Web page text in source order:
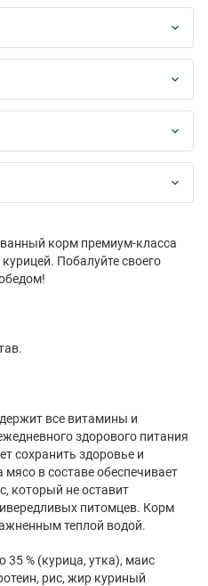
корм премиум-класса
Побалуйте своего
все витамины и
здорового питания
сохранить здоровье и
в составе обеспечивает
который не оставит
питомцев. Корм
теплой водой.
35 % (курица, утка), маис
рис, жир куриный